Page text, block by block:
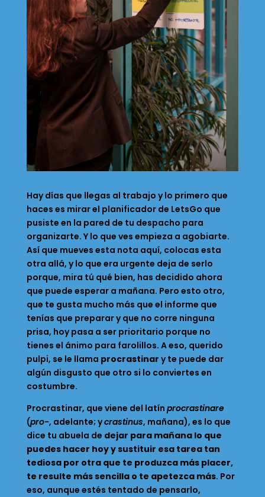
Hay días que llegas al trabajo y lo primero que
haces es mirar el planificador de LetsGo que
pusiste en la pared de tu despacho para
organizarte. Y lo que ves empieza a agobiarte.
Así que mueves esta nota aquí, colocas esta
otra allá, y lo que era urgente deja de serlo
porque, mira tú qué bien, has decidido ahora
que puede esperar a mañana. Pero esto otro,
que te gusta mucho más que el informe que
tenías que preparar y que no corre ninguna
prisa, hoy pasa a ser prioritario porque no
tienes el ánimo para farolillos. A eso, querido
pulpi, se le llama procrastinar y te puede dar
algún disgusto que otro si lo conviertes en
costumbre.
Procrastinar, que viene del latín procrastinare
(pro-, adelante; ycrastinus, mañana), es lo que
dice tu abuela de dejar para mañana lo que
puedes hacer hoy y sustituir esa tarea tan
tediosa por otra que te produzca más placer,
te resulte más sencilla o te apetezca más. Por
eso, aunque estés tentado de pensarlo,